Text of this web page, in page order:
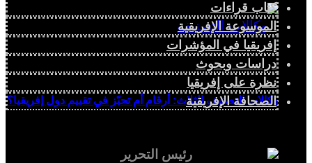
وكالات التصنيف الثلاث: أرقام أم تحيّز في تقييم دول إفريقيا؟
كتاب قراءات
الموسوعة الإفريقية
إفريقيا في المؤشرات
دراسات وبحوث
نظرة على إفريقيا
الصحافة الإفريقية
رئيس التحرير